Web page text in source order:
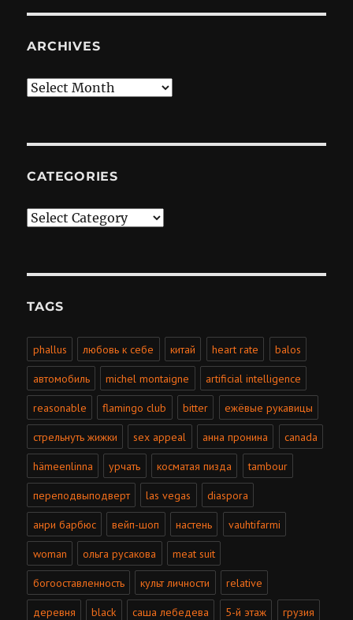
ARCHIVES
Archives
CATEGORIES
Categories
TAGS
phallus любовь к себе китай heart rate balos
автомобиль michel montaigne artificial intelligence
reasonable flamingo club bitter ежёвые рукавицы
стрельнуть жижки sex appeal анна пронина canada
hämeenlinna урчать косматая пизда tambour
переподвыподверт las vegas diaspora
анри барбюс вейп-шоп настень vauhtifarmi
woman ольга русакова meat suit
богооставленность культ личности relative
деревня black саша лебедева 5-й этаж грузия